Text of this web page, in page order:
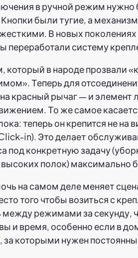
в ручной режим
были тугие, а
В новых поколениях
переработали систему
который в народе прозвали
Теперь для
красный рычаг — и элемент
То же самое
теперь он крепится не на
in). Это делает
под конкретную задачу
полок) максимально
на самом деле меняет
того чтобы возиться с
между режимами за секунду,
и время, особенно если в
которыми нужен